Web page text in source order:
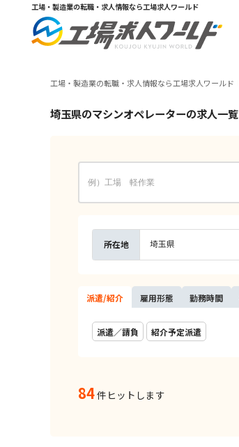
工場・製造業の転職・求人情報なら工場求人ワールド
工場・製造業の転職・求人情報なら工場求人ワールド
埼玉県のマシンオペレーターの求人一覧
所在地 埼玉県
派遣/紹介 雇用形態 勤務時間
派遣／請負 紹介予定派遣
84件ヒットします